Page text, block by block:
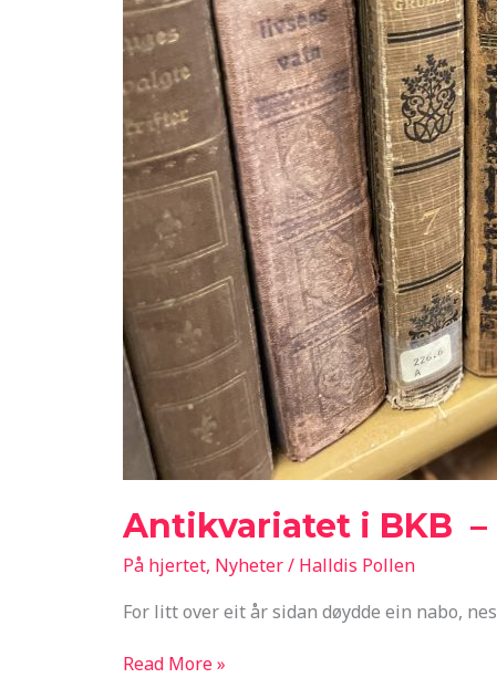
Antikvariatet i BKB
På hjertet, Nyheter/ Halldis Pollen
For litt over eit år sidan døydde ein nabo,
Antikvariatet
Read More »